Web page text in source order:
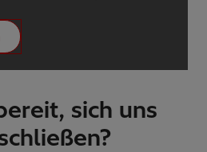
sich uns